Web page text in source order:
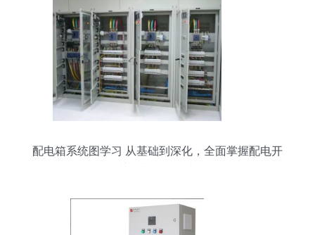
配电箱系统图学习 从基础到深化，全面掌握配电开